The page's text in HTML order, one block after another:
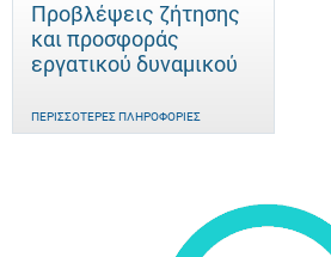
Προβλέψεις ζήτησης
και προσφοράς
εργατικού δυναμικού
ΠΕΡΙΣΣΌΤΕΡΕΣ ΠΛΗΡΟΦΟΡΊΕΣ